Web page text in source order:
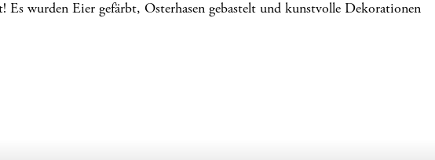
Es wurden Eier gefärbt, Osterhasen gebastelt und kunstvolle Dekorationen